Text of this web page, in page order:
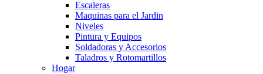
Escaleras
Maquinas para el Jardin
Niveles
Pintura y Equipos
Soldadoras y Accesorios
Taladros y Rotomartillos
Hogar